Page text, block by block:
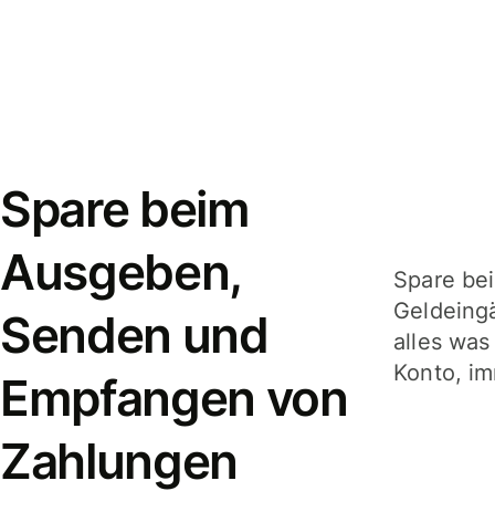
Spare beim
Ausgeben,
Senden und
Empfangen von
Zahlungen
Spare
alles
Konto,